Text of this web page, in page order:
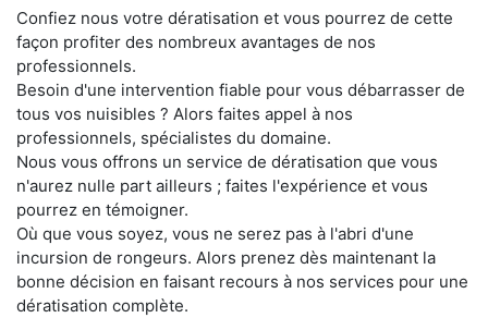
Confiez nous votre dératisation et vous pourrez de cette
façon profiter des nombreux avantages de nos
professionnels.
Besoin d'une intervention fiable pour vous débarrasser de
tous vos nuisibles ? Alors faites appel à nos
professionnels, spécialistes du domaine.
Nous vous offrons un service de dératisation que vous
n'aurez nulle part ailleurs ; faites l'expérience et vous
pourrez en témoigner.
Où que vous soyez, vous ne serez pas à l'abri d'une
incursion de rongeurs. Alors prenez dès maintenant la
bonne décision en faisant recours à nos services pour une
dératisation complète.